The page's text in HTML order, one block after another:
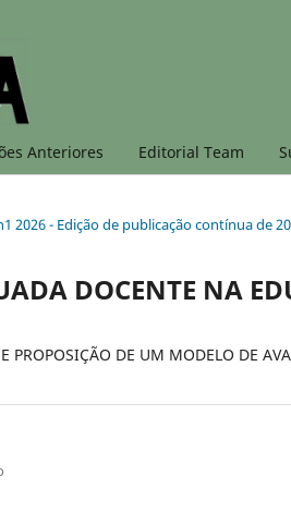
Anteriores Editorial Team
2026 - Edição de publicação contínua de
DOCENTE NA
PROPOSIÇÃO DE UM MODELO DE